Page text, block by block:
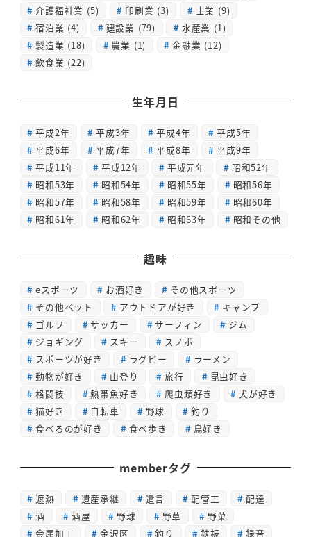
介護福祉業 (5) 印刷業 (3) 士業 (9)
宿泊業 (4) 建設業 (79) 水産業 (1)
製造業 (18) 農業 (1) 金融業 (12)
飲食業 (22)
生年月日
平成2年 平成3年 平成4年
平成5年
平成6年
平成7年 平成8年
平成9年
平成11年
平成12年 平成元年
昭和52年
昭和53年
昭和54年 昭和55年
昭和56年
昭和57年
昭和58年 昭和59年
昭和60年
昭和61年
昭和62年 昭和63年 昭和その他
趣味
eスポーツ お酒好き
その他スポーツ
その他ペット
アウトドアが好き
キャンプ
ゴルフ
サッカー サーフィン
ジム
ジョギング
スキー
スノボ
スポーツが好き
ラグビー
ラーメン
動物が好き
山登り 旅行
昆虫好き
格闘技
熱帯魚好き 爬虫類好き
犬が好き
猫好き
自転車 野球
釣り
食べるのが好き
食べ歩き 鳥好き
memberタグ
遮熱 遺産承継 遺言 配管工
配達
酒
酒屋 野球 野草
野菜
金属加工
金沢区 釣り 鉄板 録音